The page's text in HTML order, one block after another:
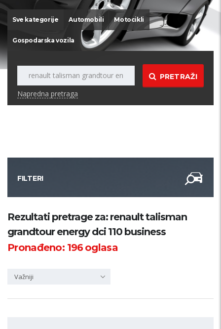
Sve kategorije Automobili Motocikli
Gospodarska vozila
PRETRAŽI
Napredna pretraga
FILTERI
Kategorija
Županija
Rezultati pretrage za: renault talisman
grandtour energy dci 110 business
Pronađeno: 196oglasa
Važniji